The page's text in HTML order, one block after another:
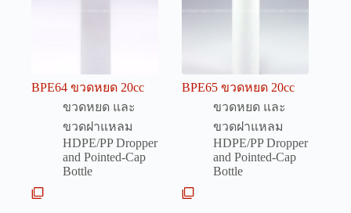
BPE64 ขวดหยด 20cc
ขวดหยด และ
ขวดฝาแหลม
HDPE/PP Dropper
and Pointed-Cap
Bottle
BPE65 ขวดหยด 20cc
ขวดหยด และ
ขวดฝาแหลม
HDPE/PP Dropper
and Pointed-Cap
Bottle